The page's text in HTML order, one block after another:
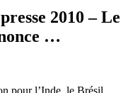
2010 – Le
…
pour l’Inde, le Brésil,